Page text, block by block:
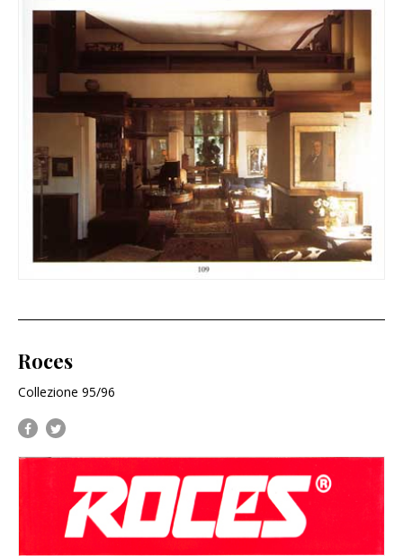
Roces
Collezione 95/96